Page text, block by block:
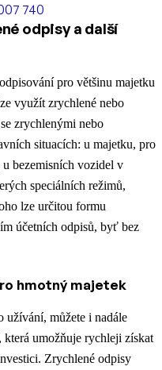
740
odpisy a další
pro většinu majetku
využít zrychlené nebo
zrychlenými nebo
situacích: u majetku, pro
bezemisních vozidel v
speciálních režimů,
lze určitou formu
účetních odpisů, byť bez
hmotný majetek
užívání, můžete i nadále
umožňuje rychleji získat
Zrychlené odpisy